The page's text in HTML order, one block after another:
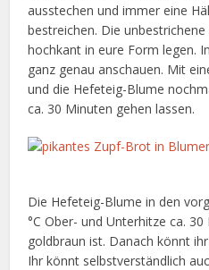
ausstechen und immer eine
bestreichen. Die
hochkant in eure Form legen.
ganz genau anschauen. Mit
und die Hefeteig-Blume
ca. 30 Minuten gehen lassen.
Die Hefeteig-Blume in den
°C Ober- und Unterhitze ca.
goldbraun ist. Danach könnt
Ihr könnt selbstverständlich